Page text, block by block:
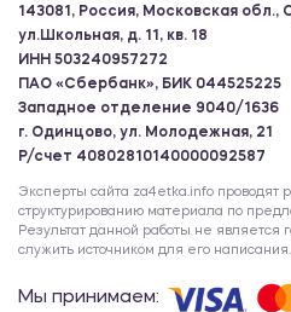
143081, Россия, Московская
ул.Школьная, д. 11, кв. 18
ИНН 503240957272
ПАО «Сбербанк», БИК 044525225
Западное отделение 9040/1636
г. Одинцово, ул. Молодежная, 21
Р/счет 40802810140000092587
Эксперты сайта za4etka.info проводят
структурированию материала по
Результат данной работы не является
служить источником для его написания.
Мы принимаем: